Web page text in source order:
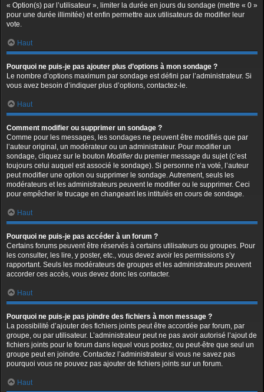
« Option(s) par l’utilisateur », limiter la durée en jours du sondage (mettre « 0 »
pour une durée illimitée) et enfin permettre aux utilisateurs de modifier leur
vote.
Haut
Pourquoi ne puis-je pas ajouter plus d’options à mon sondage ?
Le nombre d’options maximum par sondage est défini par l’administrateur. Si
vous avez besoin d’indiquer plus d’options, contactez-le.
Haut
Comment modifier ou supprimer un sondage ?
Comme pour les messages, les sondages ne peuvent être modifiés que par
l’auteur original, un modérateur ou un administrateur. Pour modifier un
sondage, cliquez sur le bouton Modifierdu premier message du sujet (c’est
toujours celui auquel est associé le sondage). Si personne n’a voté, l’auteur
peut modifier une option ou supprimer le sondage. Autrement, seuls les
modérateurs et les administrateurs peuvent le modifier ou le supprimer. Ceci
pour empêcher le trucage en changeant les intitulés en cours de sondage.
Haut
Pourquoi ne puis-je pas accéder à un forum ?
Certains forums peuvent être réservés à certains utilisateurs ou groupes. Pour
les consulter, les lire, y poster, etc., vous devez avoir les permissions s’y
rapportant. Seuls les modérateurs de groupes et les administrateurs peuvent
accorder ces accès, vous devez donc les contacter.
Haut
Pourquoi ne puis-je pas joindre des fichiers à mon message ?
La possibilité d’ajouter des fichiers joints peut être accordée par forum, par
groupe, ou par utilisateur. L’administrateur peut ne pas avoir autorisé l’ajout de
fichiers joints pour le forum dans lequel vous postez, ou peut-être que seul un
groupe peut en joindre. Contactez l’administrateur si vous ne savez pas
pourquoi vous ne pouvez pas ajouter de fichiers joints sur un forum.
Haut